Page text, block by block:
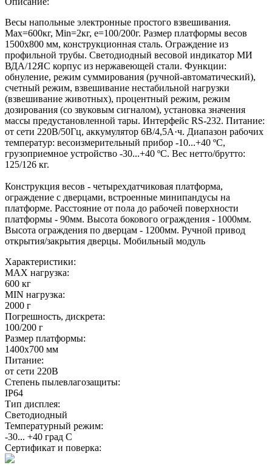
Весы напольные электронные простого взвешивания.
Мах=600кг, Min=2кг, е=100/200г. Размер платформы весов
1500х800 мм, конструкционная сталь. Ограждение из
профильной трубы. Светодиодный весовой индикатор МИ
ВДА/12ЯС корпус из нержавеющей стали. Функции:
обнуление, режим суммирования (ручной-автоматический),
счетный режим, взвешивание нестабильной нагрузки
(взвешивание животных), процентный режим, режим
дозирования (со звуковым сигналом), установка значения
массы предустановленной тары. Интерфейс RS-232. Питание:
от сети 220В/50Гц, аккумулятор 6В/4,5А·ч. Диапазон рабочих
температур: весоизмерительный прибор -10...+40 ºС,
грузоприемное устройство -30...+40 ºС. Вес нетто/брутто:
125/126 кг.
Конструкция весов - четырехдатчиковая платформа,
ограждение с дверцами, встроенные минипандусы на
платформе. Расстояние от пола до рабочей поверхности
платформы - 90мм. Высота бокового ограждения - 1000мм.
Высота ограждения по дверцам - 1200мм. Ручной привод
открытия/закрытия дверцы. Мобильный модуль
Характеристики:
MAX нагрузка:
600 кг
MIN нагрузка:
2000 г
Погрешность, дискрета:
100/200 г
Размер платформы:
1400х700 мм
Питание:
от сети 220В
Степень пылевлагозащиты:
IP64
Тип дисплея:
Светодиодный
Температурный режим:
-30... +40 град С
Сертификат и поверка: